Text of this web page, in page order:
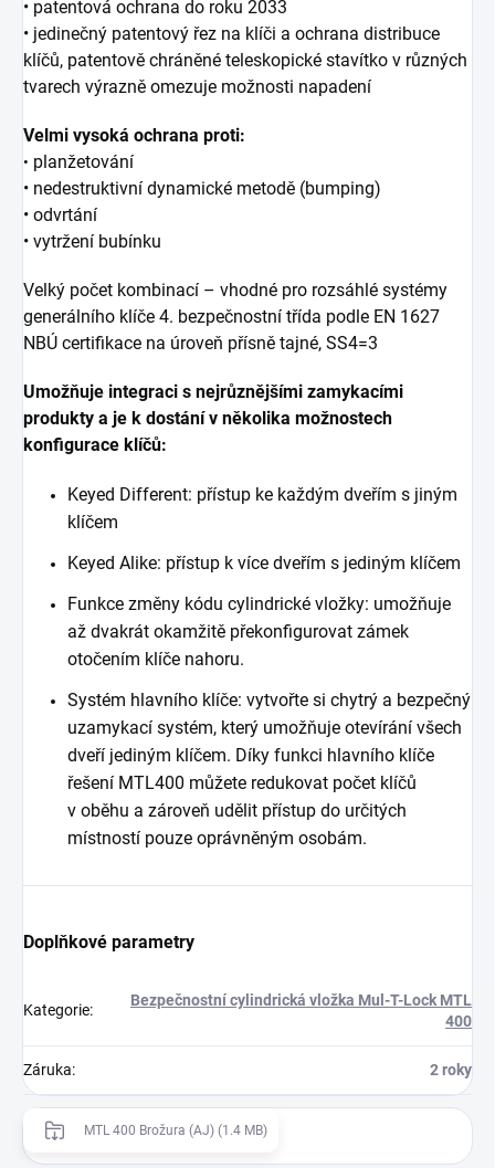
• patentová ochrana do roku 2033
• jedinečný patentový řez na klíči a ochrana distribuce
klíčů, patentově chráněné teleskopické stavítko v různých
tvarech výrazně omezuje možnosti napadení
Velmi vysoká ochrana proti:
• planžetování
• nedestruktivní dynamické metodě (bumping)
• odvrtání
• vytržení bubínku
Velký počet kombinací – vhodné pro rozsáhlé systémy
generálního klíče 4. bezpečnostní třída podle EN 1627
NBÚ certifikace na úroveň přísně tajné, SS4=3
Umožňuje integraci s nejrůznějšími zamykacími
produkty a je k dostání v několika možnostech
konfigurace klíčů:
Keyed Different: přístup ke každým dveřím s jiným
klíčem
Keyed Alike: přístup k více dveřím s jediným klíčem
Funkce změny kódu cylindrické vložky: umožňuje
až dvakrát okamžitě překonfigurovat zámek
otočením klíče nahoru.
Systém hlavního klíče: vytvořte si chytrý a bezpečný
uzamykací systém, který umožňuje otevírání všech
dveří jediným klíčem. Díky funkci hlavního klíče
řešení MTL400 můžete redukovat počet klíčů
v oběhu a zároveň udělit přístup do určitých
místností pouze oprávněným osobám.
Doplňkové parametry
Kategorie:
Bezpečnostní cylindrická vložka Mul-T-Lock MTL
400
Záruka: 2 roky
MTL 400 Brožura (AJ) (1.4 MB)